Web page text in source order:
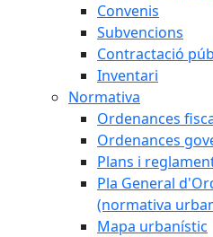
Convenis
Subvencions
Contractació
Inventari
Normativa
Ordenances
Ordenances
Plans i
Pla General
(normativa
Mapa urbanístic